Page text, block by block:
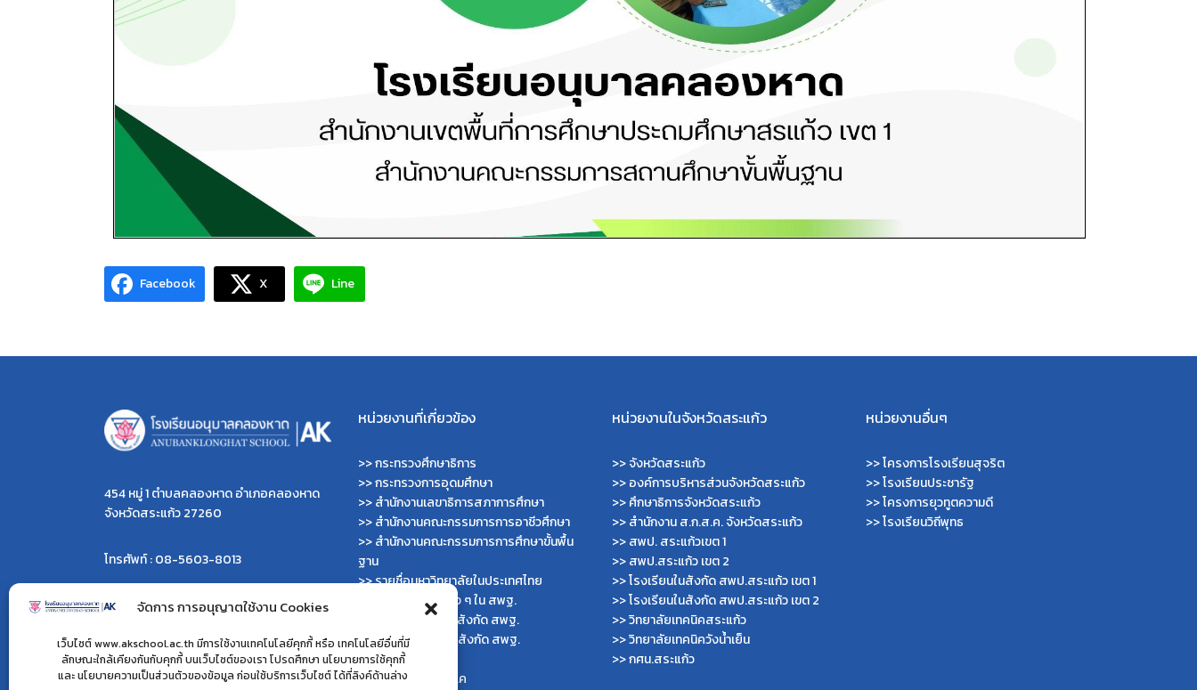
จัดการ การอนุญาตใช้งาน Cookies
เว็บไซต์ www.akschool.ac.th มีการใช้งานเทคโนโลยีคุกกี้ หรือ เทคโนโลยีอื่นที่มี
ลักษณะใกล้เคียงกันกับคุกกี้ บนเว็บไซต์ของเรา โปรดศึกษา นโยบายการใช้คุกกี้
และ นโยบายความเป็นส่วนตัวของข้อมูล ก่อนใช้บริการเว็บไซต์ ได้ที่ลิงค์ด้านล่าง
Facebook X Line
454 หมู่ 1 ตำบลคลองหาด อำเภอคลองหาด
จังหวัดสระแก้ว 27260
โทรศัพท์ : 08-5603-8013
ผู้ดูแลเว็บไซต์ :
>> นายมนตรี คำเนตร
>> นางสาวไพจิตตรา เจนดง
หน่วยงานที่เกี่ยวข้อง
>>กระทรวงศึกษาธิการ
>>กระทรวงการอุดมศึกษา
>>สำนักงานเลขาธิการสภาการศึกษา
>>สำนักงานคณะกรรมการการอาชีวศึกษา
>>สำนักงานคณะกรรมการการศึกษาขั้นพื้น
ฐาน
>>รายชื่อมหาวิทยาลัยในประเทศไทย
เว็บไซต์สำนักต่าง ๆ ใน สพฐ.
เว็บไซต์ สพม. ในสังกัด สพฐ.
>>เว็บไซต์ สพป. ในสังกัด สพฐ.
>>กรมบัญชีกลาง
>>สำนักงาน ส.ก.ส.ค
หน่วยงานในจังหวัดสระแก้ว
>>จังหวัดสระแก้ว
>>องค์การบริหารส่วนจังหวัดสระแก้ว
>>ศึกษาธิการจังหวัดสระแก้ว
>>สำนักงาน ส.ก.ส.ค. จังหวัดสระแก้ว
>>สพป. สระแก้วเขต 1
>>สพป.สระแก้ว เขต 2
>>โรงเรียนในสังกัด สพป.สระแก้ว เขต 1
>>โรงเรียนในสังกัด สพป.สระแก้ว เขต 2
>>วิทยาลัยเทคนิคสระแก้ว
>>วิทยาลัยเทคนิควังน้ำเย็น
>>กศน.สระแก้ว
หน่วยงานอื่นๆ
>>โครงการโรงเรียนสุจริต
>>โรงเรียนประชารัฐ
>>โครงการยุวทูตความดี
>>โรงเรียนวิถีพุทธ